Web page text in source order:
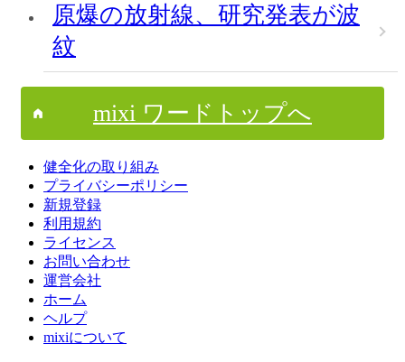
原爆の放射線、研究発表が波
紋
mixi ワードトップへ
健全化の取り組み
プライバシーポリシー
新規登録
利用規約
ライセンス
お問い合わせ
運営会社
ホーム
ヘルプ
mixiについて